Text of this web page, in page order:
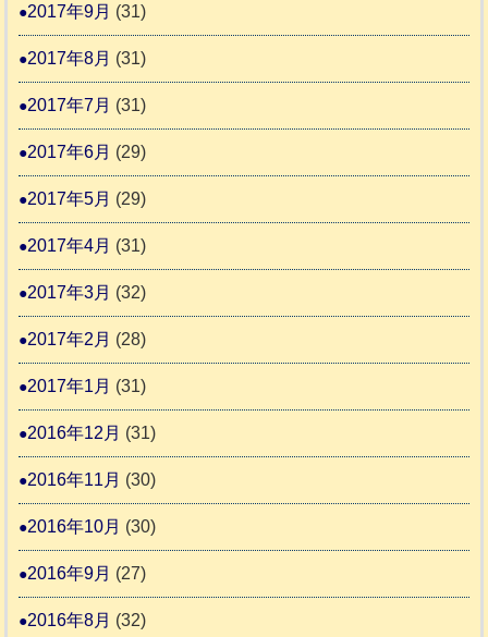
2017年9月 (31)
2017年8月 (31)
2017年7月 (31)
2017年6月 (29)
2017年5月 (29)
2017年4月 (31)
2017年3月 (32)
2017年2月 (28)
2017年1月 (31)
2016年12月 (31)
2016年11月 (30)
2016年10月 (30)
2016年9月 (27)
2016年8月 (32)